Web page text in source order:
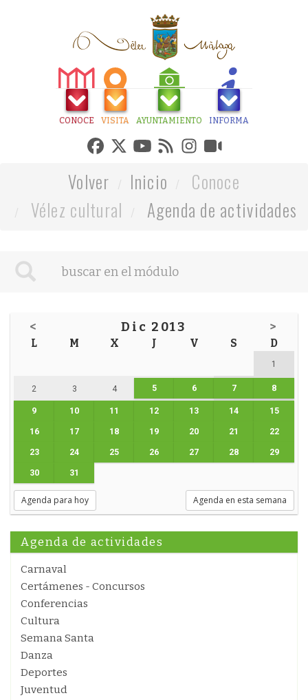
CONOCE VISITA AYUNTAMIENTO INFORMA
Volver Inicio
Conoce
Vélez cultural
Agenda de actividades
< Dic 2013 >
L M X J V S D
1
2 3 4 5 6 7 8
9 10 11 12 13 14 15
16 17 18 19 20 21 22
23 24 25 26 27 28 29
30 31
Agenda para hoy Agenda en esta semana
Agenda de actividades
Carnaval
Certámenes - Concursos
Conferencias
Cultura
Semana Santa
Danza
Deportes
Juventud